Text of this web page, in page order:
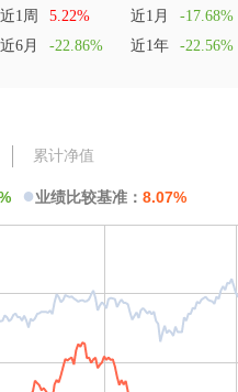
近1周 5.22% 近1月
-17.68%
近6月
-22.86% 近1年 -22.56%
累计净值
●业绩比较基准： 8.07%